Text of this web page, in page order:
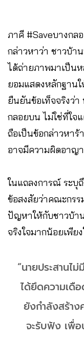
ภาคี #Saveบางกล
กล่าวหาว่า ชาวบ้า
ได้ถ่ายภาพมาเป็น
ยอมแสดงหลักฐาน
ยืนยันข้อเท็จจริงว่
กลอยบน ไม่ใช่ที่ใจ
ถือเป็นข้อกล่าวหาร้
อาจมีความผิดอาญ
ในแถลงการณ์ ระบุ
ข้อสงสัยว่าคณะกรร
ปัญหาให้กับชาวบ้า
จริงใจมากน้อยเพีย
“นายประสานไ
ได้ยึดความเดื
ยังกำลังสร้าง
จะรับฟัง เพื่อ